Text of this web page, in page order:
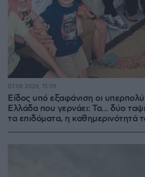
Είδος υπό εξαφάνιση οι
Ελλάδα που γερνάει: Τα... δύο
τα επιδόματα, η καθημερινότητά
07.08.2026, 15:59